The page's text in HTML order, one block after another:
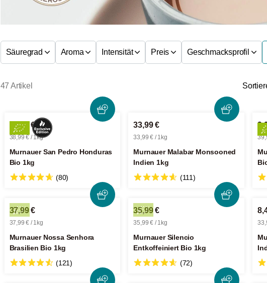
Säuregrad Aroma Intensität Preis Geschmacksprofil
47 Artikel
38,99 €
38,99 € / 1kg
Murnauer San Pedro Honduras
Bio 1kg
(80)
33,99 €
33,99 € / 1kg
Murnauer Malabar Monsooned
Indien 1kg
(111)
37,99 €
37,99 € / 1kg
Murnauer Nossa Senhora
Brasilien Bio 1kg
(121)
35,99 €
35,99 € / 1kg
Murnauer Silencio
Entkoffeiniert Bio 1kg
(72)